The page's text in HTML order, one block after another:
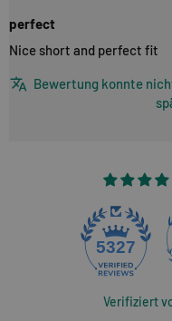
perfect
Nice short and perfect fit
Bewertung konnte
266
Verifiziert